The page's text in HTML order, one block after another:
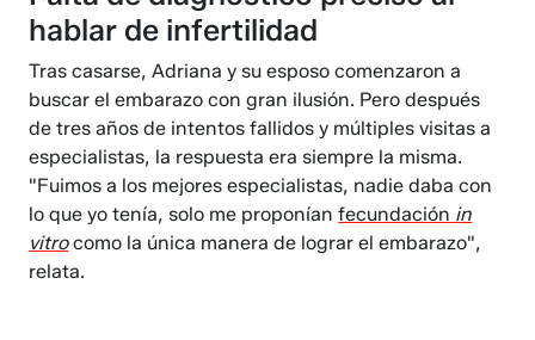
hablar de infertilidad
Tras casarse, Adriana y su esposo comenzaron a
buscar el embarazo con gran ilusión. Pero después
de tres años de intentos fallidos y múltiples visitas a
especialistas, la respuesta era siempre la misma.
"Fuimos a los mejores especialistas, nadie daba con
lo que yo tenía, solo me proponíanfecundación in
vitrocomo la única manera de lograr el embarazo",
relata.